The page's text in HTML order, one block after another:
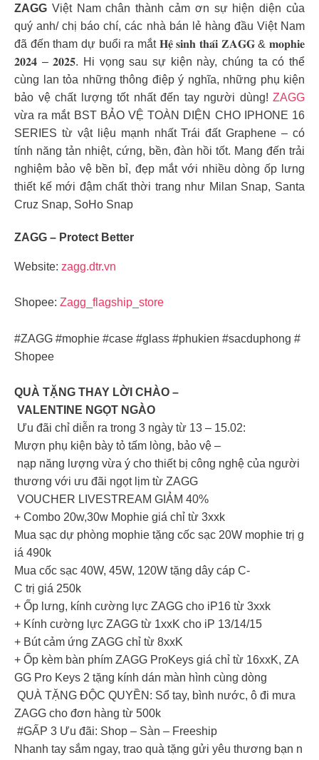
ZAGG Việt Nam chân thành cảm ơn sự hiện diện của
quý anh/ chị báo chí, các nhà bán lẻ hàng đầu Việt Nam
đã đến tham dự buổi ra mắt 𝐇𝐞̣̂ 𝐬𝐢𝐧𝐡 𝐭𝐡𝐚́𝐢 𝐙𝐀𝐆𝐆 & 𝐦𝐨𝐩𝐡𝐢𝐞
𝟐𝟎𝟐𝟒 – 𝟐𝟎𝟐𝟓. Hi vọng sau sự kiện này, chúng ta có thể
cùng lan tỏa những thông điệp ý nghĩa, những phụ kiện
bảo vệ chất lượng tốt nhất đến tay người dùng! ZAGG
vừa ra mắt BST BẢO VỆ TOÀN DIỆN CHO IPHONE 16
SERIES từ vật liệu mạnh nhất Trái đất Graphene – có
tính năng tản nhiệt, cứng, bền, đàn hồi tốt. Mang đến trải
nghiệm bảo vệ bền bỉ, đẹp mắt với nhiều dòng ốp lưng
thiết kế mới đậm chất thời trang như Milan Snap, Santa
Cruz Snap, SoHo Snap
ZAGG – Protect Better
Website: zagg.dtr.vn
Shopee: Zagg_flagship_store
#ZAGG #mophie #case #glass #phukien #sacduphong #
Shopee
QUÀ TẶNG THAY LỜI CHÀO –
VALENTINE NGỌT NGÀO
Ưu đãi chỉ diễn ra trong 3 ngày từ 13 – 15.02:
Mượn phụ kiện bày tỏ tấm lòng, bảo vệ –
nạp năng lượng vừa ý cho thiết bị công nghệ của người
thương với ưu đãi ngọt lịm từ ZAGG
VOUCHER LIVESTREAM GIẢM 40%
+ Combo 20w,30w Mophie giá chỉ từ 3xxk
Mua sạc dự phòng mophie tặng cốc sạc 20W mophie trị g
iá 490k
Mua cốc sạc 40W, 45W, 120W tặng dây cáp C-
C trị giá 250k
+ Ốp lưng, kính cường lực ZAGG cho iP16 từ 3xxk
+ Kính cường lực ZAGG từ 1xxK cho iP 13/14/15
+ Bút cảm ứng ZAGG chỉ từ 8xxK
+ Ốp kèm bàn phím ZAGG ProKeys giá chỉ từ 16xxK, ZA
GG Pro Keys 2 tặng kính dán màn hình cùng dòng
QUÀ TẶNG ĐỘC QUYỀN: Sổ tay, bình nước, ô đi mưa
ZAGG cho đơn hàng từ 500k
#GẤP 3 Ưu đãi: Shop – Sàn – Freeship
Nhanh tay sắm ngay, trao quà tặng gửi yêu thương bạn n